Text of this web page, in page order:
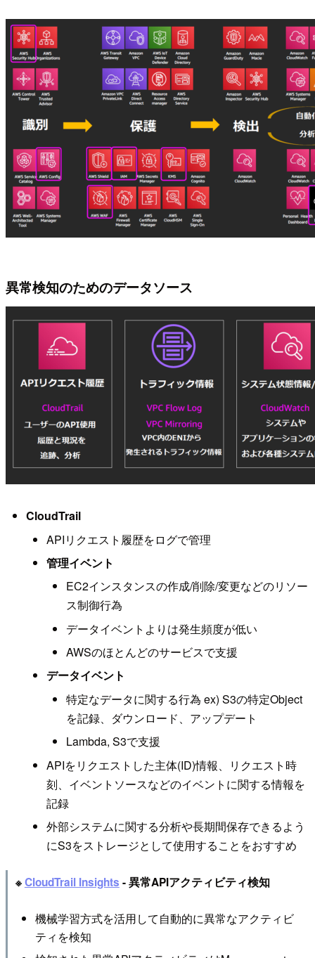
異常検知のためのデータソース
CloudTrail
APIリクエスト履歴をログで管理
管理イベント
EC2インスタンスの作成/削除/変更などのリソー
ス制御行為
データイベントよりは発生頻度が低い
AWSのほとんどのサービスで支援
データイベント
特定なデータに関する行為 ex) S3の特定Object
を記録、ダウンロード、アップデート
Lambda, S3で支援
APIをリクエストした主体(ID)情報、リクエスト時
刻、イベントソースなどのイベントに関する情報を
記録
外部システムに関する分析や長期間保存できるよう
にS3をストレージとして使用することをおすすめ
※CloudTrail Insights - 異常APIアクティビティ検知
機械学習方式を活用して自動的に異常なアクティビ
ティを検知